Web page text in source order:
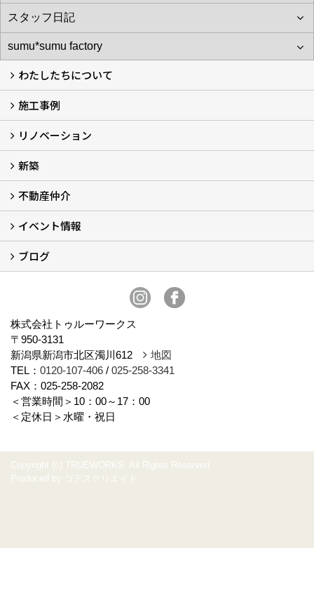
わたしたちについて
わたしたちについて…
会社概要
スタッフ紹介
アフターサポート
自社大工のつくる家
ショールーム
施工事例
施工実例
お客様の声
リノベーション
再生良家の家づくり (2)
戸建住宅リノベーション
リフォーム
住まいの補助金2026 (7)
新築
LaLaCASAの家
家づくりの流れ
新築モデルハウスモニター募集
不動産仲介
不動産仲介
中古物件リノベーションの流れ
不動産情報
イベント情報
イベント予告
イベント報告
ブログ
株式会社トゥルーワークス
〒950-3131
新潟県新潟市北区濁川612
地図
TEL： 0120-107-406 / 025-258-3341
FAX：025-258-2082
＜営業時間＞10：00～17：00
＜定休日＞水曜・祝日
Copyright (c) TRUEWORKS. All Rights Reserved.
Produced by
ゴデスクリエイト